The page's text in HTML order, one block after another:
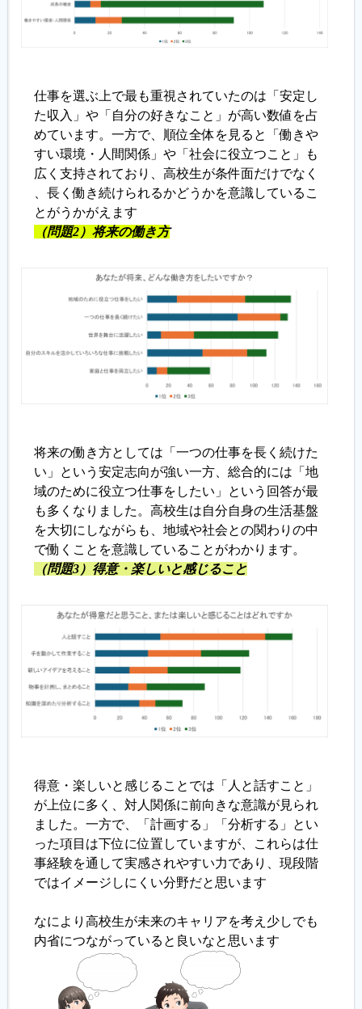
仕事を選ぶ上で最も重視されていたのは「安定し
た収入」や「自分の好きなこと」が高い数値を占
めています。一方で、順位全体を見ると「働きや
すい環境・人間関係」や「社会に役立つこと」も
広く支持されており、高校生が条件面だけでなく
、長く働き続けられるかどうかを意識しているこ
とがうかがえます
（問題2）将来の働き方
将来の働き方としては「一つの仕事を長く続けた
い」という安定志向が強い一方、総合的には「地
域のために役立つ仕事をしたい」という回答が最
も多くなりました。高校生は自分自身の生活基盤
を大切にしながらも、地域や社会との関わりの中
で働くことを意識していることがわかります。
（問題3）得意・楽しいと感じること
得意・楽しいと感じることでは「人と話すこと」
が上位に多く、対人関係に前向きな意識が見られ
ました。一方で、「計画する」「分析する」とい
った項目は下位に位置していますが、これらは仕
事経験を通して実感されやすい力であり、現段階
ではイメージしにくい分野だと思います
なにより高校生が未来のキャリアを考え少しでも
内省につながっていると良いなと思います